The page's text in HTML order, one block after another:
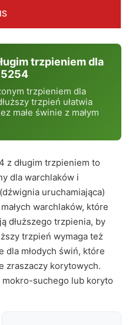
trzpieniem dla
trzpieniem dla
trzpień ułatwia
małe świnie z małym
z długim trzpieniem to
dla warchlaków i
uruchamiająca)
warchlaków, które
dłuższego trzpienia, by
trzpień wymaga też
dla młodych świń, które
zraszaczy korytowych.
mokro-suchego lub koryto